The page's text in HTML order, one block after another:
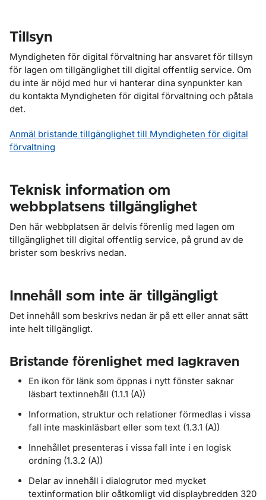
Tillsyn
Myndigheten för digital förvaltning har ansvaret för tillsyn
för lagen om tillgänglighet till digital offentlig service. Om
du inte är nöjd med hur vi hanterar dina synpunkter kan
du kontakta Myndigheten för digital förvaltning och påtala
det.
Anmäl bristande tillgänglighet till Myndigheten för digital
förvaltning
Teknisk information om
webbplatsens tillgänglighet
Den här webbplatsen är delvis förenlig med lagen om
tillgänglighet till digital offentlig service, på grund av de
brister som beskrivs nedan.
Innehåll som inte är tillgängligt
Det innehåll som beskrivs nedan är på ett eller annat sätt
inte helt tillgängligt.
Bristande förenlighet med lagkraven
En ikon för länk som öppnas i nytt fönster saknar
läsbart textinnehåll (1.1.1 (A))
Information, struktur och relationer förmedlas i vissa
fall inte maskinläsbart eller som text (1.3.1 (A))
Innehållet presenteras i vissa fall inte i en logisk
ordning (1.3.2 (A))
Delar av innehåll i dialogrutor med mycket
textinformation blir oåtkomligt vid displaybredden 320